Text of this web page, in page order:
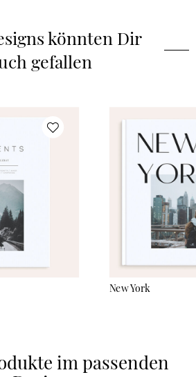
könnten Dir
gefallen
New York
im passenden